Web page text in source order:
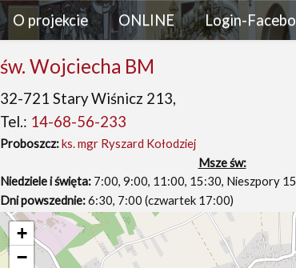
O projekcie ONLINE Login-
św. Wojciecha BM
32-721 Stary Wiśnicz 213,
Tel.: 14-68-56-233
Proboszcz:ks. mgr Ryszard Kołodziej
Msze św:
Niedziele i święta: 7:00, 9:00, 11:00, 15:30, Nieszpory
Dni powszednie:6:30, 7:00 (czwartek 17:00)
+
−